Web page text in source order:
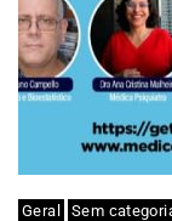
Geral Sem